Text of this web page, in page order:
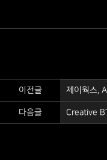
이전글 제이웍스,
다음글 Creative